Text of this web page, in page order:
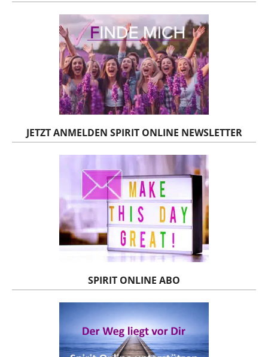
JETZT ANMELDEN SPIRIT ONLINE NEWSLETTER
SPIRIT ONLINE ABO